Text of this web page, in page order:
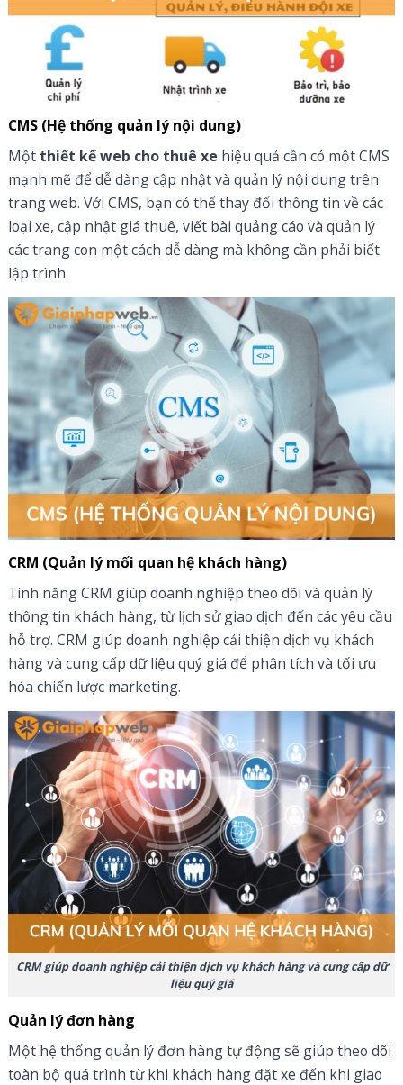
CMS (Hệ thống quản lý nội dung)
Một thiết kế web cho thuê xe hiệu quả cần có một CMS
mạnh mẽ để dễ dàng cập nhật và quản lý nội dung trên
trang web. Với CMS, bạn có thể thay đổi thông tin về các
loại xe, cập nhật giá thuê, viết bài quảng cáo và quản lý
các trang con một cách dễ dàng mà không cần phải biết
lập trình.
CRM (Quản lý mối quan hệ khách hàng)
Tính năng CRM giúp doanh nghiệp theo dõi và quản lý
thông tin khách hàng, từ lịch sử giao dịch đến các yêu cầu
hỗ trợ. CRM giúp doanh nghiệp cải thiện dịch vụ khách
hàng và cung cấp dữ liệu quý giá để phân tích và tối ưu
hóa chiến lược marketing.
CRM giúp doanh nghiệp cải thiện dịch vụ khách hàng và cung cấp dữ
liệu quý giá
Quản lý đơn hàng
Một hệ thống quản lý đơn hàng tự động sẽ giúp theo dõi
toàn bộ quá trình từ khi khách hàng đặt xe đến khi giao